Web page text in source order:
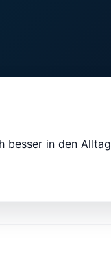
besser in den Alltag